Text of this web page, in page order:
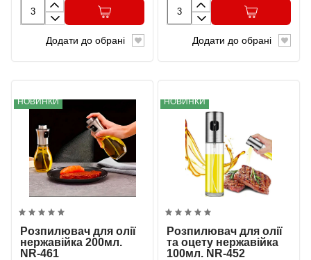
Додати до обрані Додати до обрані
НОВИНКИ
Розпилювач для олії
нержавійка 200мл.
NR-461
НОВИНКИ
Розпилювач для олії
та оцету нержавійка
100мл. NR-452